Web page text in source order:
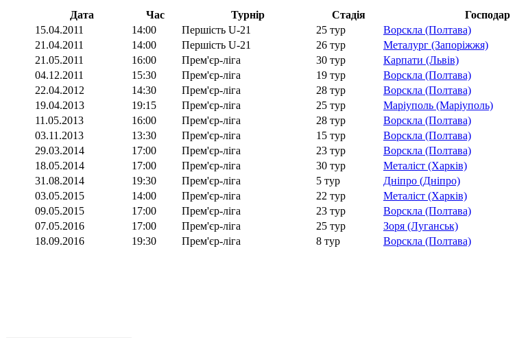
Дата Час Турнір Стадія Господар
15.04.2011
14:00 Першість U-21 25 тур Ворскла (Полтава)
21.04.2011
14:00 Першість U-21 26 тур Металург (Запоріжжя)
21.05.2011
16:00 Прем'єр-ліга 30 тур Карпати (Львів)
04.12.2011
15:30 Прем'єр-ліга 19 тур Ворскла (Полтава)
22.04.2012
14:30 Прем'єр-ліга 28 тур Ворскла (Полтава)
19.04.2013
19:15 Прем'єр-ліга 25 тур Маріуполь (Маріуполь)
11.05.2013
16:00 Прем'єр-ліга 28 тур Ворскла (Полтава)
03.11.2013
13:30 Прем'єр-ліга 15 тур Ворскла (Полтава)
29.03.2014
17:00 Прем'єр-ліга 23 тур Ворскла (Полтава)
18.05.2014
17:00 Прем'єр-ліга 30 тур Металіст (Харків)
31.08.2014
19:30 Прем'єр-ліга 5 тур Дніпро (Дніпро)
03.05.2015
14:00 Прем'єр-ліга 22 тур Металіст (Харків)
09.05.2015
17:00 Прем'єр-ліга 23 тур Ворскла (Полтава)
07.05.2016
17:00 Прем'єр-ліга 25 тур Зоря (Луганськ)
18.09.2016
19:30 Прем'єр-ліга 8 тур Ворскла (Полтава)